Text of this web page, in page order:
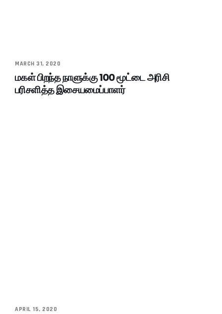
MARCH 31, 2020
மகள் பிறந்த நாளுக்கு 100 மூட்டை அரிசி
பரிசளித்த இசையமைப்பாளர்
APRIL 15, 2020